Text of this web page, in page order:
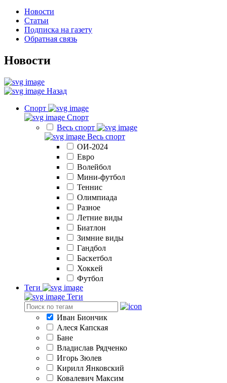
Новости
Статьи
Подписка на газету
Обратная связь
Новости
Назад
Спорт
Спорт
Весь спорт
Весь спорт
ОИ-2024
Евро
Волейбол
Мини-футбол
Теннис
Олимпиада
Разное
Летние виды
Биатлон
Зимние виды
Гандбол
Баскетбол
Хоккей
Футбол
Теги
Теги
Иван Биончик
Алеся Капская
Бане
Владислав Рядченко
Игорь Зюлев
Кирилл Янковский
Ковалевич Максим